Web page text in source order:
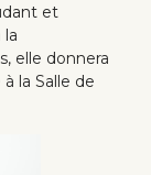
et
la
elle donnera
la Salle de